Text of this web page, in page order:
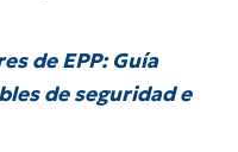
de EPP: Guía
de seguridad e